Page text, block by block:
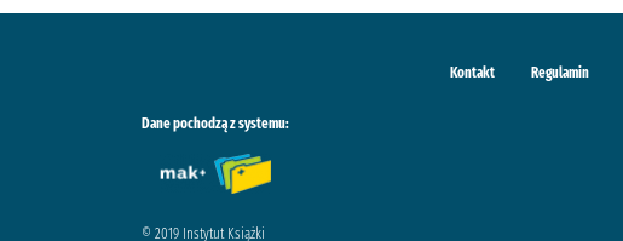
Kontakt Regulamin
Dane pochodzą z systemu:
© 2019 Instytut Książki